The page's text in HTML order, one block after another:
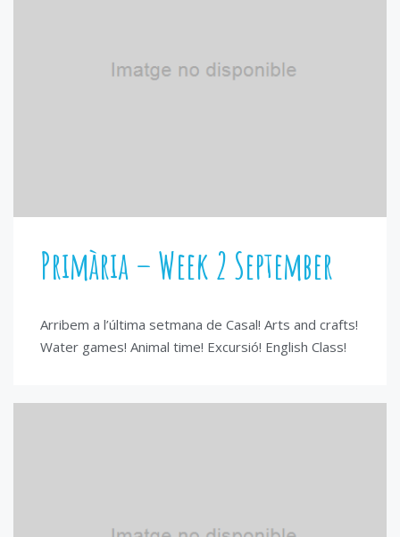
Primària – Week 2 September
Arribem a l’última setmana de Casal! Arts and crafts!
Water games! Animal time! Excursió! English Class!